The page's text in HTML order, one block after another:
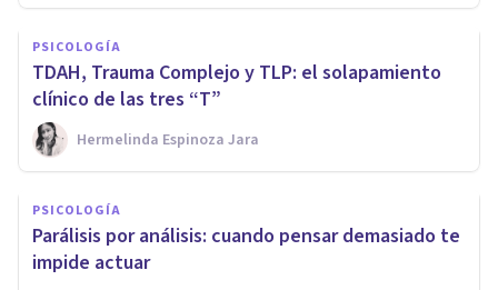
PSICOLOGÍA
TDAH, Trauma Complejo y TLP: el solapamiento
clínico de las tres “T”
Hermelinda Espinoza Jara
PSICOLOGÍA
Parálisis por análisis: cuando pensar demasiado te
impide actuar